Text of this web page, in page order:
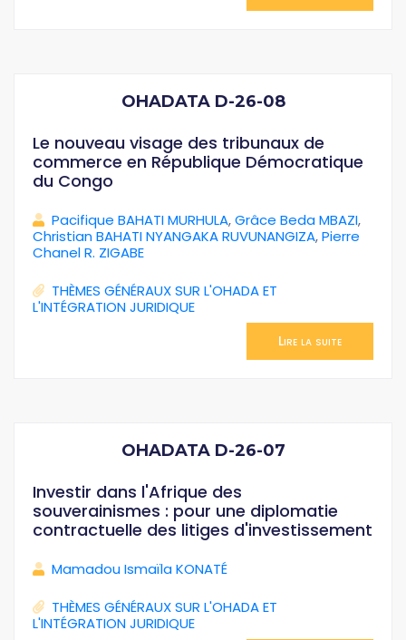
OHADATA D-26-08
Le nouveau visage des tribunaux de
commerce en République Démocratique
du Congo
Pacifique BAHATI MURHULA,Grâce Beda MBAZI,
Christian BAHATI NYANGAKA RUVUNANGIZA,Pierre
Chanel R. ZIGABE
THÈMES GÉNÉRAUX SUR L'OHADA ET
L'INTÉGRATION JURIDIQUE
Lire la suite
OHADATA D-26-07
Investir dans l'Afrique des
souverainismes : pour une diplomatie
contractuelle des litiges d'investissement
Mamadou Ismaïla KONATÉ
THÈMES GÉNÉRAUX SUR L'OHADA ET
L'INTÉGRATION JURIDIQUE